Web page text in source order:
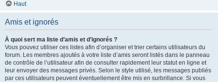
Haut
Amis et ignorés
À quoi sert ma liste d’amis et d’ignorés ?
Vous pouvez utiliser ces listes afin d’organiser et trier certains utilisateurs du
forum. Les membres ajoutés à votre liste d’amis seront listés dans le panneau
de contrôle de l’utilisateur afin de consulter rapidement leur statut en ligne et
leur envoyer des messages privés. Selon le style utilisé, les messages publiés
par ces utilisateurs peuvent éventuellement être mis en surbrillance. Si vous